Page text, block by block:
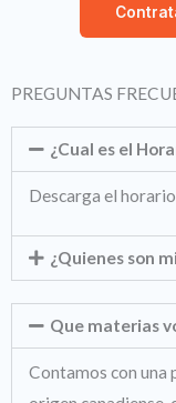
PREGUNTAS
¿Cual es el
Descarga el horario
¿Quienes son
Que materias
Contamos con una